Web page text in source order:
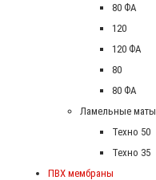
80 ФА
120
120 ФА
80
80 ФА
Ламельные маты
Техно 50
Техно 35
ПВХ мембраны